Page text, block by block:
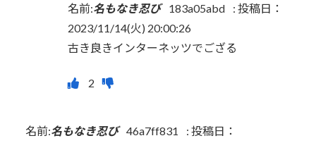
名前:名もなき忍び 183a05abd : 投稿日：
2023/11/14(火) 20:00:26
古き良きインターネッツでござる
名前:名もなき忍び 46a7ff831 : 投稿日：